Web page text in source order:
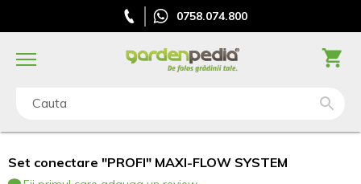
0758.074.800
Cauta
Set conectare "PROFI" MAXI-FLOW SYSTEM